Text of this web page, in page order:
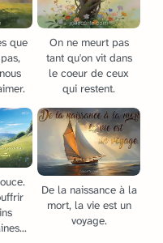
que
On ne meurt pas
tant qu'on vit dans
le coeur de ceux
qui restent.
De la naissance à la
mort, la vie est un
voyage.